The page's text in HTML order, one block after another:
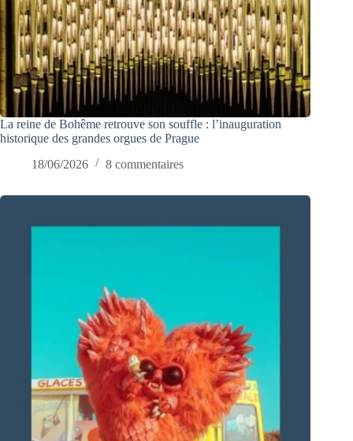
La reine de Bohême retrouve son souffle : l’inauguration
historique des grandes orgues de Prague
18/06/2026
8 commentaires